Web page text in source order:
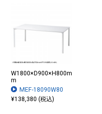
W1800×D900×H800m
m
MEF-18090W80
¥138,380 (税込)